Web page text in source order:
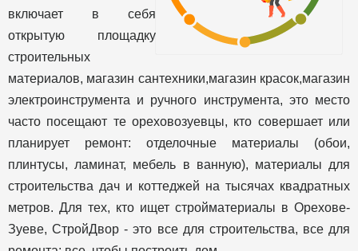
включает в себя
открытую площадку
строительных
материалов, магазин сантехники,магазин красок,магазин
электроинструмента и ручного инструмента, это место
часто посещают те ореховозуевцы, кто совершает или
планирует ремонт: отделочные материалы (обои,
плинтусы, ламинат, мебель в ванную), материалы для
строительства дач и коттеджей на тысячах квадратных
метров. Для тех, кто ищет стройматериалы в Орехове-
Зуеве, СтройДвор - это все для строительства, все для